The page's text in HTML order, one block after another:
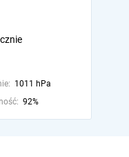
1011 hPa
92%